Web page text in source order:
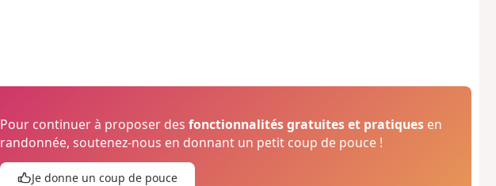
Pour continuer à proposer desfonctionnalités gratuites et pratiques en
randonnée, soutenez-nous en donnant un petit coup de pouce !
Je donne un coup de pouce